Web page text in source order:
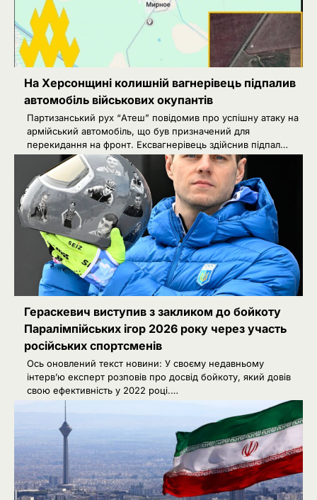
На Херсонщині колишній вагнерівець підпалив
автомобіль військових окупантів
Партизанський рух “Атеш” повідомив про успішну атаку на
армійський автомобіль, що був призначений для
перекидання на фронт. Ексвагнерівець здійснив підпал…
Гераскевич виступив з закликом до бойкоту
Паралімпійських ігор 2026 року через участь
російських спортсменів
Ось оновлений текст новини: У своєму недавньому
інтерв’ю експерт розповів про досвід бойкоту, який довів
свою ефективність у 2022 році.…
Сенат США підтримав новий пакет
санкцій проти Росії: що буде далі
Ivanov Ponomarenko
3
Київська нерухомість після 2025
року: які проєкти формують новий